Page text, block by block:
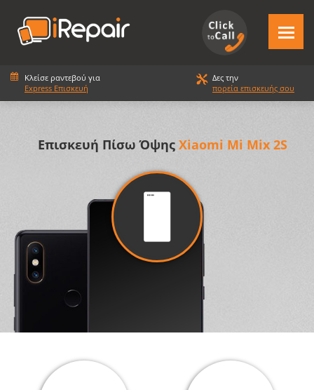
Κλείσε ραντεβού για
Express Επισκευή
Δες την
πορεία επισκευής σου
Επισκευή Πίσω Όψης Xiaomi Mi Mix 2S